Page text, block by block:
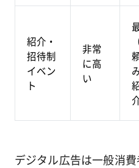
紹介・
招待制
イベン
ト
非常
に高
い
デジタル広告は一般消費